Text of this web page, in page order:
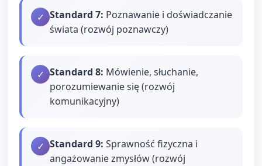
✓ Standard 7: Poznawanie i doświadczanie
świata (rozwój poznawczy)
✓ Standard 8: Mówienie, słuchanie,
porozumiewanie się (rozwój
komunikacyjny)
✓ Standard 9: Sprawność fizyczna i
angażowanie zmysłów (rozwój